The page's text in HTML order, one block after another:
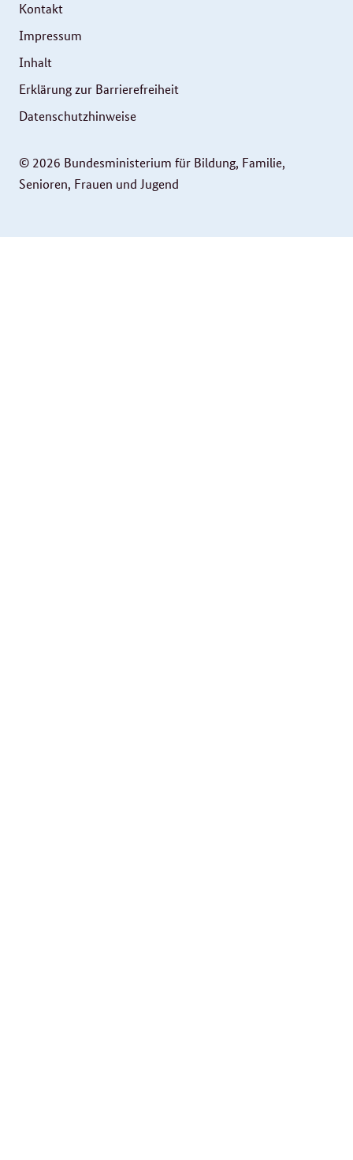
UND
VIDEOS
© 2026 Bundesministerium für Bildung, Familie,
Senioren, Frauen und Jugend
Navigation
Kontakt
Impressum
Inhalt
Erklärung zur Barrierefreiheit
Datenschutzhinweise